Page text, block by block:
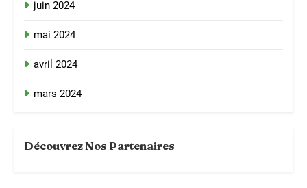
juin 2024
mai 2024
avril 2024
mars 2024
Découvrez Nos Partenaires